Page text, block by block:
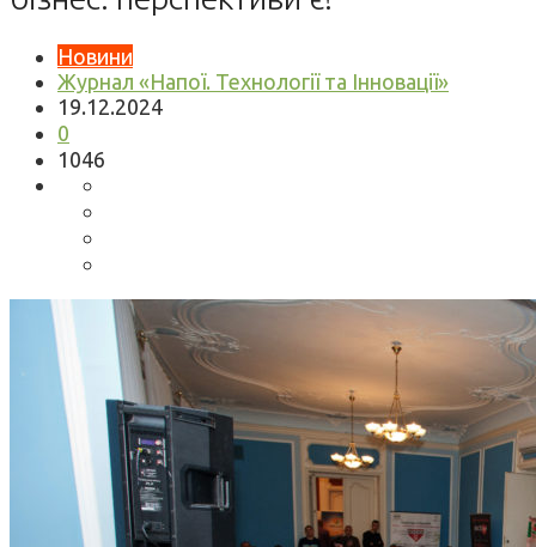
Новини
Журнал «Напої. Технології та Інновації»
19.12.2024
0
1046